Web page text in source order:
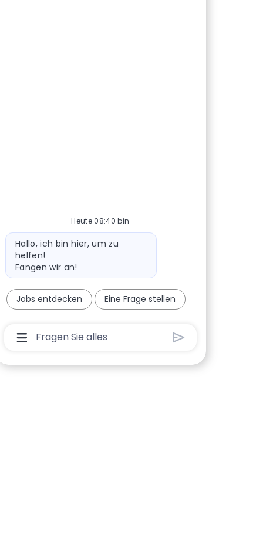
Heute 08:40 bin
Bot-Nachricht
Hallo, ich bin hier, um zu
helfen!
Fangen wir an!
Jobs entdecken Eine Frage stellen
Chatbot-Benutzereingabefeld Mit Der